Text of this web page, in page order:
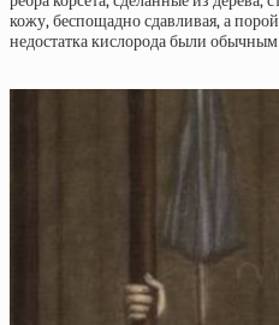
кожу, беспощадно сдавливая, а
недостатка кислорода были